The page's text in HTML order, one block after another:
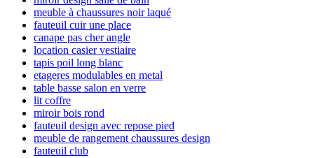
meuble à chaussures noir laqué
fauteuil cuir une place
canape pas cher angle
location casier vestiaire
tapis poil long blanc
etageres modulables en metal
table basse salon en verre
lit coffre
miroir bois rond
fauteuil design avec repose pied
meuble de rangement chaussures design
fauteuil club